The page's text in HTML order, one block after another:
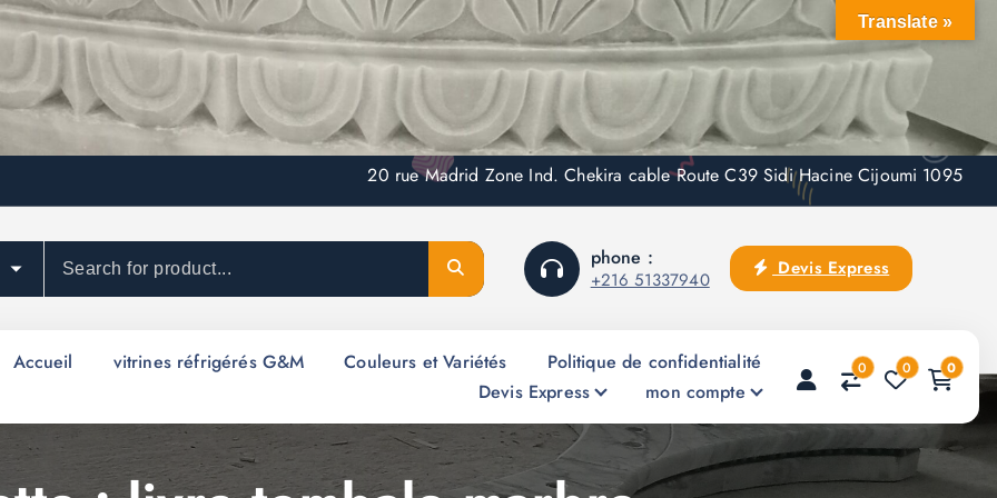
20 rue Madrid Zone Ind. Chekira cable Route C39 Sidi Hacine Cijoumi 1095
phone :
+216 51337940 Devis Express
Accueil vitrines réfrigérés G&M Couleurs et Variétés
Politique de confidentialité
Devis Express
mon compte
0 0 0
Translate »